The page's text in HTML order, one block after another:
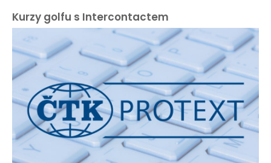
Kurzy golfu s Intercontactem